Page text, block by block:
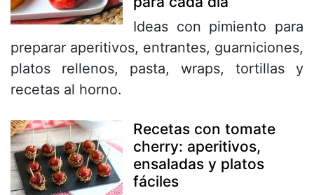
Ideas con pimiento para
preparar aperitivos, entrantes, guarniciones,
platos rellenos, pasta, wraps, tortillas y
recetas al horno.
Recetas con tomate
cherry: aperitivos,
ensaladas y platos
fáciles